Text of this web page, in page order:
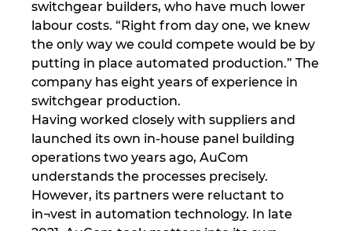
switchgear builders, who have much lower
labour costs. “Right from day one, we knew
the only way we could compete would be by
putting in place automated production.” The
company has eight years of experience in
switchgear production.
Having worked closely with suppliers and
launched its own in-house panel building
operations two years ago, AuCom
understands the processes precisely.
However, its partners were reluctant to
in¬vest in automation technology. In late